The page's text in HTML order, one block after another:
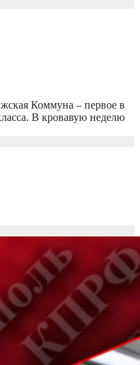
Коммуна – первое в
В кровавую неделю